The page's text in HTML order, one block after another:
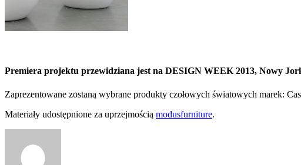
Premiera projektu przewidziana jest na DESIGN WEEK 2013, Nowy
Zaprezentowane zostaną wybrane produkty czołowych światowych marek:
Materiały udostępnione za uprzejmością modusfurniture.